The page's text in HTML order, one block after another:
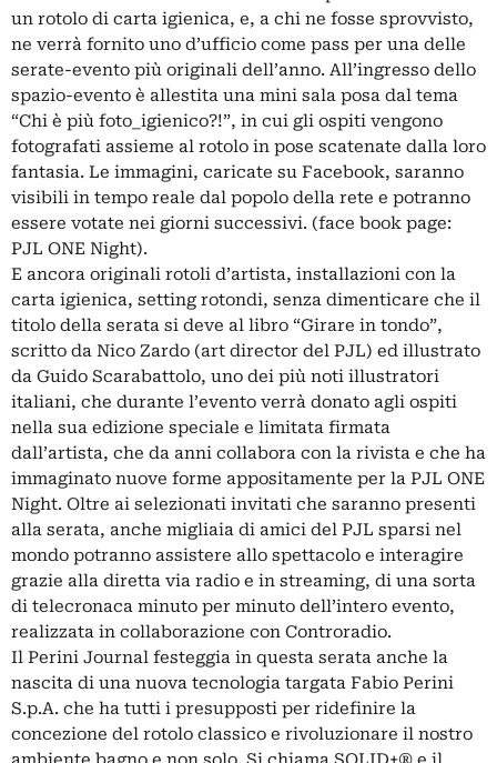
un rotolo di carta igienica, e, a chi ne fosse sprovvisto,
ne verrà fornito uno d’ufficio come pass per una delle
serate-evento più originali dell’anno. All’ingresso dello
spazio-evento è allestita una mini sala posa dal tema
“Chi è più foto_igienico?!”, in cui gli ospiti vengono
fotografati assieme al rotolo in pose scatenate dalla loro
fantasia. Le immagini, caricate su Facebook, saranno
visibili in tempo reale dal popolo della rete e potranno
essere votate nei giorni successivi. (face book page:
PJL ONE Night).
E ancora originali rotoli d’artista, installazioni con la
carta igienica, setting rotondi, senza dimenticare che il
titolo della serata si deve al libro “Girare in tondo”,
scritto da Nico Zardo (art director del PJL) ed illustrato
da Guido Scarabattolo, uno dei più noti illustratori
italiani, che durante l’evento verrà donato agli ospiti
nella sua edizione speciale e limitata firmata
dall’artista, che da anni collabora con la rivista e che ha
immaginato nuove forme appositamente per la PJL ONE
Night. Oltre ai selezionati invitati che saranno presenti
alla serata, anche migliaia di amici del PJL sparsi nel
mondo potranno assistere allo spettacolo e interagire
grazie alla diretta via radio e in streaming, di una sorta
di telecronaca minuto per minuto dell’intero evento,
realizzata in collaborazione con Controradio.
Il Perini Journal festeggia in questa serata anche la
nascita di una nuova tecnologia targata Fabio Perini
S.p.A. che ha tutti i presupposti per ridefinire la
concezione del rotolo classico e rivoluzionare il nostro